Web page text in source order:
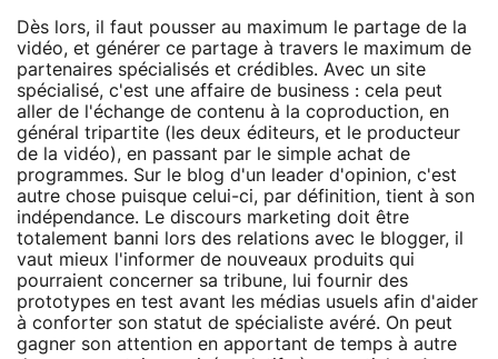
Dès lors, il faut pousser au maximum le partage de la
vidéo, et générer ce partage à travers le maximum de
partenaires spécialisés et crédibles. Avec un site
spécialisé, c'est une affaire de business : cela peut
aller de l'échange de contenu à la coproduction, en
général tripartite (les deux éditeurs, et le producteur
de la vidéo), en passant par le simple achat de
programmes. Sur le blog d'un leader d'opinion, c'est
autre chose puisque celui-ci, par définition, tient à son
indépendance. Le discours marketing doit être
totalement banni lors des relations avec le blogger, il
vaut mieux l'informer de nouveaux produits qui
pourraient concerner sa tribune, lui fournir des
prototypes en test avant les médias usuels afin d'aider
à conforter son statut de spécialiste avéré. On peut
gagner son attention en apportant de temps à autre